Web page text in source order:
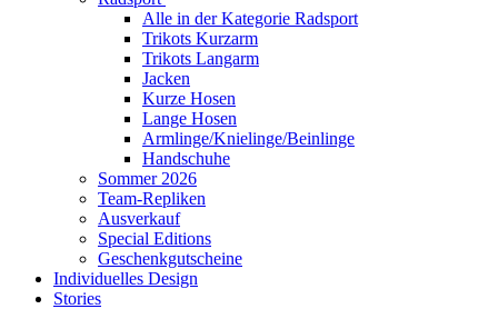
Alle in der Kategorie Radsport
Trikots Kurzarm
Trikots Langarm
Jacken
Kurze Hosen
Lange Hosen
Armlinge/Knielinge/Beinlinge
Handschuhe
Sommer 2026
Team-Repliken
Ausverkauf
Special Editions
Geschenkgutscheine
Individuelles Design
Stories